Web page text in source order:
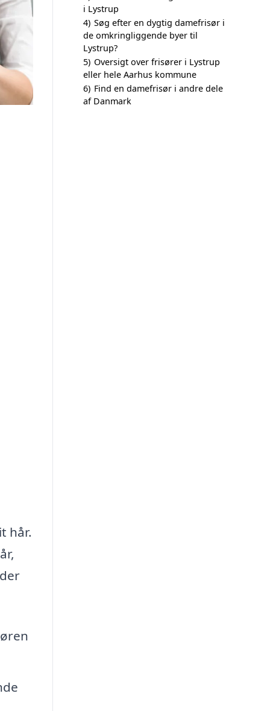
hår.
i Lystrup
4) Søg efter en dygtig damefrisør i
de omkringliggende byer til
Lystrup?
5) Oversigt over frisører i Lystrup
eller hele Aarhus kommune
6) Find en damefrisør i andre dele
af Danmark